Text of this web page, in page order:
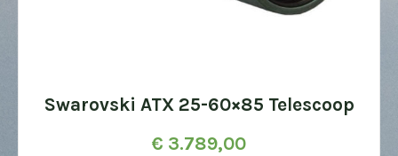
Swarovski ATX 25-60×85 Telescoop
€ 3.789,00